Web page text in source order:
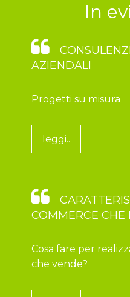
In
AZIENDALI
Progetti su misura
leggi..
COMMERCE CHE
Cosa fare per
che vende?